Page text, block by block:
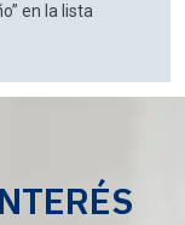
en la lista